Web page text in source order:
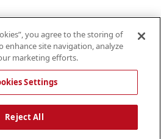
en este sitio web está
para uso informativo y no
profesional. Siempre debes
de la salud antes de tomar o
medicamento o tratamiento.
you agree to the storing of
enhance site navigation, analyze
marketing efforts.
Settings
Reject All